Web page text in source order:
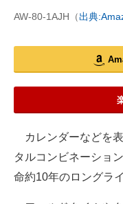
AW-80-1AJH（出典
カレンダーなどを
タルコンビネーショ
命約10年のロングラ